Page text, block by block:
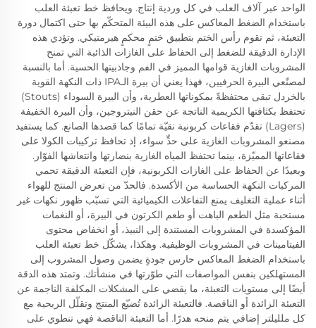
الواحد عبر آلاف العلب في كل وردية إنتاج. ويحافظ خط تعبئة العلب
باستخدام الضغط المعاكس على هذه البيئة المتحكّم بها حتى اكتمال دورة
التعبئة، ثم تقوم رأس الختم بتطبيق ختمٍ محكمٍ هيرمتيكي. وتؤدي هذه
الإدارة الدقيقة للضغط إلى الحفاظ على الغازات الذائبة التي تمنح
المشروبات الغازية قوامها المميز في الفم وجاذبيتها الحسية. أما بالنسبة
لمصنّعي البيرة الحرفيين، فهذا يعني أن بيرة الـIPA ذات النكهة القوية
بالخردل تبقى محتفظةً بمكوناتها العطرية، وأن البيرة السوداء (Stouts)
تحتفظ بكثافتها الكريمية الناتجة عن حقن النيتروجين، وأن البيرة الخفيفة
(Lagers) تقدّم فقاعات كربونية نقيّة تمامًا كما قصدها الصانع. كما يستفيد
مصنعو المشروبات الغازية على حدٍّ سواء، إذ تحافظ تركيبات الكولا على
فقاعاتها المميّزة، بينما تحتفظ المياه الغازية بنضارتها وانتعاشها الفوّار.
وبعيدًا عن الحفاظ على الغازات الكربونية، فإن التعبئة الدقيقة تحمي
المركبات النكهة الحساسة من الأكسدة. فالحدّ من تعرض المنتج للهواء
أثناء عملية التغليف يمنع التفاعلات الكيميائية التي تسبّب ظهور نكهات غير
مستحبة مثل الطعم الباهت أو طعم الكرتون في البيرة، أو النغمات
المؤكسدة في المشروبات المستندة إلى النبيذ، أو انخفاض محتوى
الفيتامينات في المشروبات الوظيفية. وهكذا، يشكّل خط تعبئة العلب
باستخدام الضغط المعاكس حارس جودةٍ يضمن وصول المشروب إلى
المستهلكين بنفس المواصفات التي طوّرتها في منشأتك. وتمتد هذه الدقة
أيضًا إلى مستويات التعبئة، ما يقضي على المشكلات المكلفة الناجمة عن
التعبئة الزائدة أو الناقصة. فالتعبئة الزائدة تُضيّع المنتج وتقلّل الربحية مع
كل ملليلتر إضافي يتم منحه هدرًا. أما التعبئة الناقصة فهي تنطوي على